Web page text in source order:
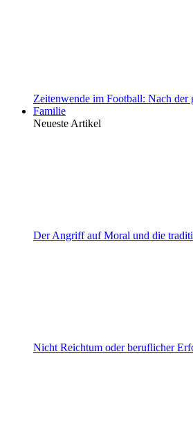
Zeitenwende im Football: Nach
Familie
Neueste Artikel
Der Angriff auf Moral und die
Nicht Reichtum oder beruflicher